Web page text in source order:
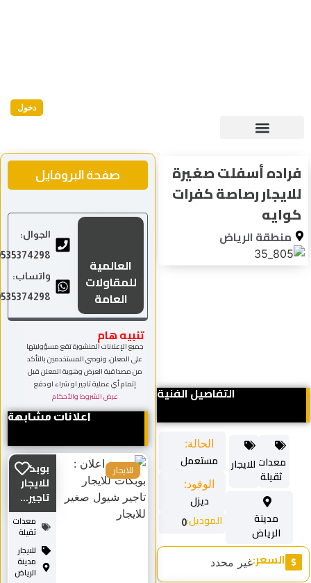
دخول
فراده أسفلت صغيرة
للايجار رصاصة كفرات
كوايه
منطقة الرياض
التفاصيل الفنية
الحالة:
مستعمل
الوقود:
ديزل
الموديل:0
مدينة
الرياض
معدات
ثقيلة
للايجار
السعر:غير محدد
صفحة البروفايل
العالمية
للمقاولات
العامة
الجوال:
0535374298
واتساب:
0535374298
تنبيه هام
جميع الإعلانات المنشورة تقع مسؤوليتها
على المعلن، ونوصي المستخدمين بالتأكد
من مصداقية العرض وهوية المعلن قبل
إتمام أي عملية تاجير او شراء او دفع
عرض الشروط والأحكام
اعلانات مشابهة
بوبكات
للايجار
تاجير...
معدات
ثقيلة
للايجار
مدينة
الرياض
للايجار